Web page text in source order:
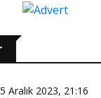
Aralık 2023, 21:16